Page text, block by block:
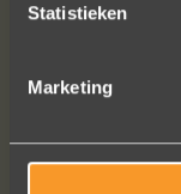
Statistieken
Marketing